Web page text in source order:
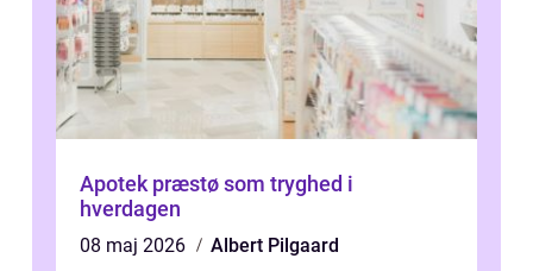
Apotek præstø som tryghed i
hverdagen
08 maj 2026
Albert Pilgaard